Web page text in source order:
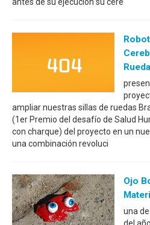
ampliar nuestras sillas de ruedas
(1er Premio del desafío de Salud
con charque) del proyecto en un
una combinación revoluci
Ojo
una